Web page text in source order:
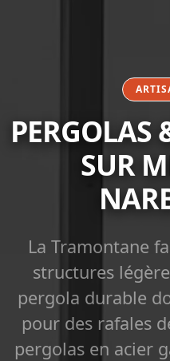
PERGOLAS
SUR
La Tramontane
structures
pergola durable
pour des rafales
pergolas en acier